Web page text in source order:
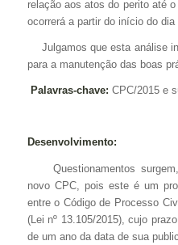
relação aos atos do perito até
ocorrerá a partir do início do
Julgamos que esta análise
para a manutenção das boas
Palavras-chave: CPC/2015 e
Desenvolvimento:
Questionamentos
novo CPC, pois este é um
entre o Código de Processo
(Lei nº 13.105/2015), cujo
de um ano da data de sua